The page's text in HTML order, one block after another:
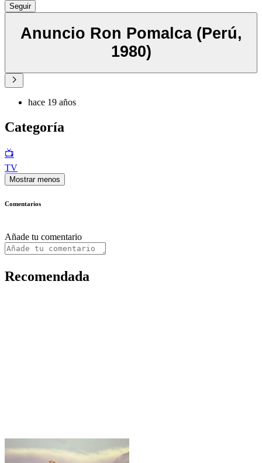
Seguir
Anuncio Ron Pomalca (Perú,
1980)
hace 19 años
Categoría
📺
TV
Mostrar menos
Comentarios
Añade tu comentario
Recomendada